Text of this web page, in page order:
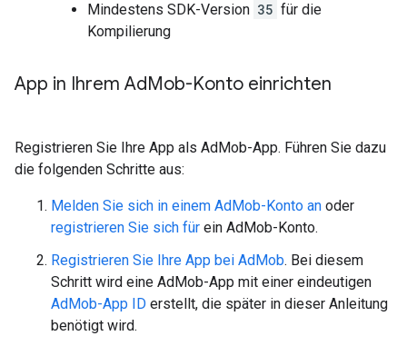
Mindestens SDK-Version 35 für die
Kompilierung
App in Ihrem AdMob-Konto einrichten
Registrieren Sie Ihre App als AdMob-App. Führen Sie dazu
die folgenden Schritte aus:
Melden Sie sich in einem AdMob-Konto an oder
registrieren Sie sich für ein AdMob-Konto.
Registrieren Sie Ihre App bei AdMob. Bei diesem
Schritt wird eine AdMob-App mit einer eindeutigen
AdMob-App ID erstellt, die später in dieser Anleitung
benötigt wird.